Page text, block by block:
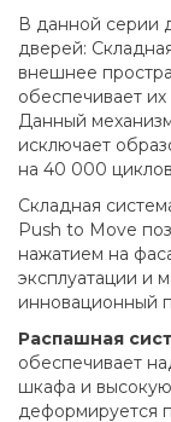
В данной серии
дверей:
внешнее
обеспечивает
Данный
исключает
на 40 000
Складная
Push to Move
нажатием на
эксплуатации и
инновационный
Распашная
обеспечивает
шкафа и
деформируется